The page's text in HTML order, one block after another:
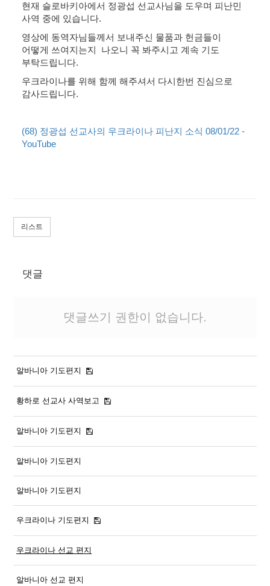
현재 슬로바키아에서 정광섭 선교사님을 도우며 피난민
사역 중에 있습니다.
영상에 동역자님들께서 보내주신 물품과 헌금들이
어떻게 쓰여지는지 나오니 꼭 봐주시고 계속 기도
부탁드립니다.
우크라이나를 위해 함께 해주셔서 다시한번 진심으로
감사드립니다.
(68) 정광섭 선교사의 우크라이나 피난지 소식 08/01/22 -
YouTube
리스트
댓글
댓글쓰기 권한이 없습니다.
알바니아 기도편지
황하로 선교사 사역보고
알바니아 기도편지
알바니아 기도편지
알바니아 기도편지
우크라이나 기도편지
우크라이나 선교 편지
알바니아 선교 편지